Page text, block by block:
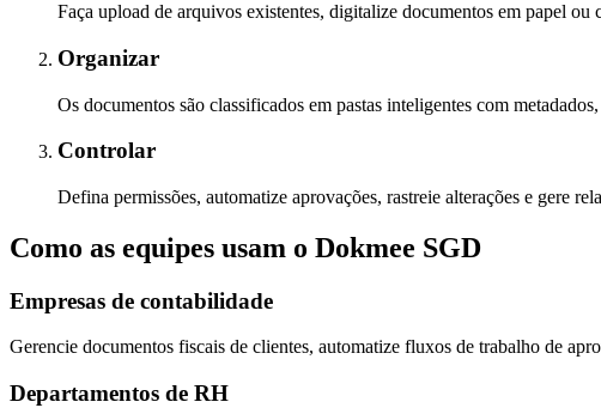
Faça upload de arquivos existentes, digitalize documentos em papel
Organizar
Os documentos são classificados em pastas inteligentes com
Controlar
Defina permissões, automatize aprovações, rastreie alterações e gere
Como as equipes usam o Dokmee SGD
Empresas de contabilidade
Gerencie documentos fiscais de clientes, automatize fluxos de trabalho de
Departamentos de RH